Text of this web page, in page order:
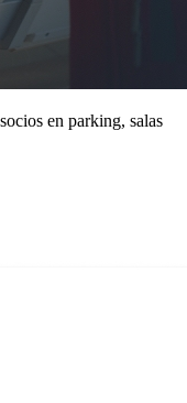
en parking, salas